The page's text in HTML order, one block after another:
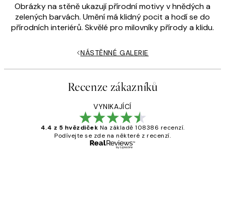
Obrázky na stěně ukazují přírodní motivy v hnědých a
zelených barvách. Umění má klidný pocit a hodí se do
přírodních interiérů. Skvělé pro milovníky přírody a klidu.
NÁSTĚNNÉ GALERIE
Recenze zákazníků
VYNIKAJÍCÍ
4.4 z 5 hvězdiček Na základě 108386 recenzí.
Podívejte se zde na některé z recenzí.